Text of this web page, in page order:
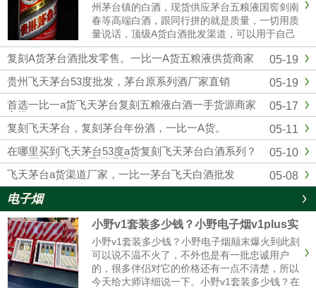
州茅台镇的白酒，现货供应茅台五粮液国窖剑南
春等高端白酒，跟同行拼的就是质量，一切用质
量说话，顶级A货白酒批发渠道，可以用于自己
收藏，可以用来送礼，可以用于请客宴请，可以
用于自饮，可以用来转卖，欢迎实体店和电商带
货的老板合作，找白酒批发渠道，一定要选择靠
谱的厂 家，选择我们贵州酱香酒业，绝对可靠。
05-19
复刻A货茅台酒批发零售。一比一A货五粮液供货商家
05-19
贵州飞天茅台53度批发，茅台原系列酒厂家直销
05-17
首选一比一a货飞天茅台复刻五粮液白酒一手货源商家
市场
05-11
复刻飞天茅台，复刻茅台年份酒，一比一A货。
05-10
在哪里买到飞天茅台53度a货复刻飞天茅台白酒系列？
1：1五粮液a货一手货源渠道
05-08
飞天茅台a货渠道厂家，一比一茅台飞天白酒批发
电子烟
小野v1套装多少钱？小野电子烟v1plus实
体店售价
小野v1套装多少钱？小野电子烟颠末爆火到此刻
可以说不温不火了，不外也是有一批忠诚用户
的，很多伴侣对它的价格还有一点不清楚，所以
今天给大师详细说一下。小野v1套装多少钱？在